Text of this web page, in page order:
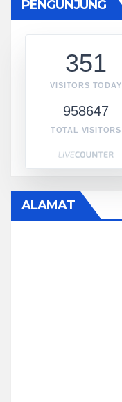
PENGUNJUNG
351
VISITORS TODAY
958647
TOTAL VISITORS
ALAMAT